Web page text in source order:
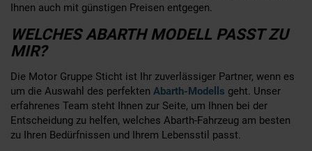
Ihnen auch mit günstigen Preisen entgegen.
WELCHES ABARTH MODELL PASST ZU
MIR?
Die Motor Gruppe Sticht ist Ihr zuverlässiger Partner, wenn es
um die Auswahl des perfekten Abarth-Modells geht. Unser
erfahrenes Team steht Ihnen zur Seite, um Ihnen bei der
Entscheidung zu helfen, welches Abarth-Fahrzeug am besten
zu Ihren Bedürfnissen und Ihrem Lebensstil passt.